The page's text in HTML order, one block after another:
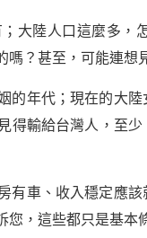
大陸人口這麼多，
？甚至，可能連想
的年代；現在的大
得輸給台灣人，至
有車、收入穩定應
您，這些都只是基本